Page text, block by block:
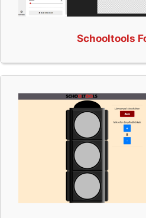
Schooltools